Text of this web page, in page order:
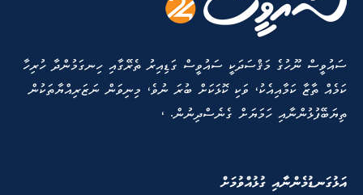
ސައުވީސް ނޫހުގެ މަޤްސަދަކީ ސައުވީސް ގަޑިއިރު ތެރޭގާއި ހިނގަމުންދާ ހުރިހާ
ކަމެއް ތާޒާ ކަމާއިއެކު، ވަކި ކޮޅަކަށް ބުރަ ނުވެ، މިނިވަން ނަޒަރިއްޔާތަކުން
ތިޔަބޭފުޅުންނާއި ހަމަޔަށް ގެނެސްދިނުން. ،
އަޅުގަނޑުމެންނާއި ގުޅުއްވުމަށް